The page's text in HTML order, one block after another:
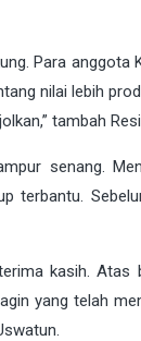
Para anggota
nilai lebih
tambah
senang.
terbantu.
kasih.
yang telah